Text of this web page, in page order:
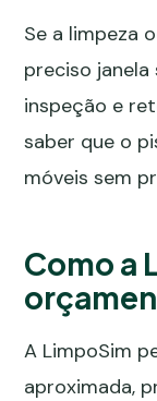
Se a limpeza
preciso
inspeção e
saber que o
móveis sem
Como a
A LimpoSim
aproximada,